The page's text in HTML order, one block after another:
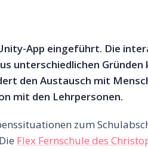
App eingeführt. Die
unterschiedlichen Gründen
den Austausch mit
mit den Lehrpersonen.
zum
Flex Fernschule des